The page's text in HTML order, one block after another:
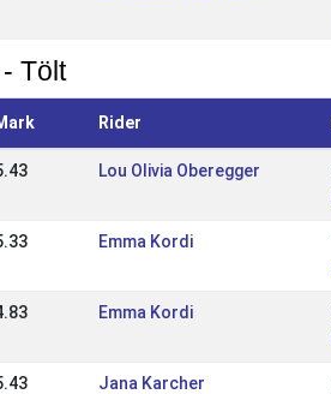
Tölt
Rider
Lou Olivia Oberegger
Emma Kordi
Emma Kordi
Jana Karcher